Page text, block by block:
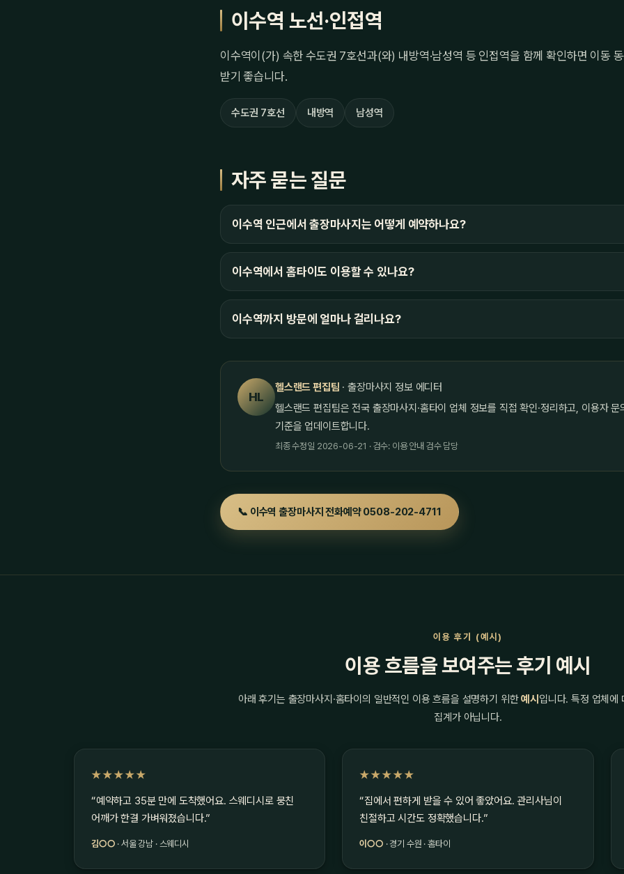
이수역 노선·인접역
이수역이(가) 속한 수도권 7호선과(와) 내방역·남성역 등 인접역을 함께 확인하면 이동
받기 좋습니다.
수도권 7호선 내방역 남성역
자주 묻는 질문
이수역 인근에서 출장마사지는 어떻게 예약하나요?
이수역에서 홈타이도 이용할 수 있나요?
이수역까지 방문에 얼마나 걸리나요?
HL
헬스랜드 편집팀 · 출장마사지 정보 에디터
헬스랜드 편집팀은 전국 출장마사지·홈타이 업체 정보를 직접 확인·정리하고, 이용자 문
기준을 업데이트합니다.
최종 수정일 2026-06-21 · 검수: 이용 안내 검수 담당
📞 이수역 출장마사지 전화예약 0508-202-4711
이용 후기 (예시)
이용 흐름을 보여주는 후기 예시
아래 후기는 출장마사지·홈타이의 일반적인 이용 흐름을 설명하기 위한예시 입니다. 특정 업체에
집계가 아닙니다.
★★★★★
“예약하고 35분 만에 도착했어요. 스웨디시로 뭉친
어깨가 한결 가벼워졌습니다.”
김○○ · 서울 강남 · 스웨디시
★★★★★
“집에서 편하게 받을 수 있어 좋았어요. 관리사님이
친절하고 시간도 정확했습니다.”
이○○ · 경기 수원 · 홈타이